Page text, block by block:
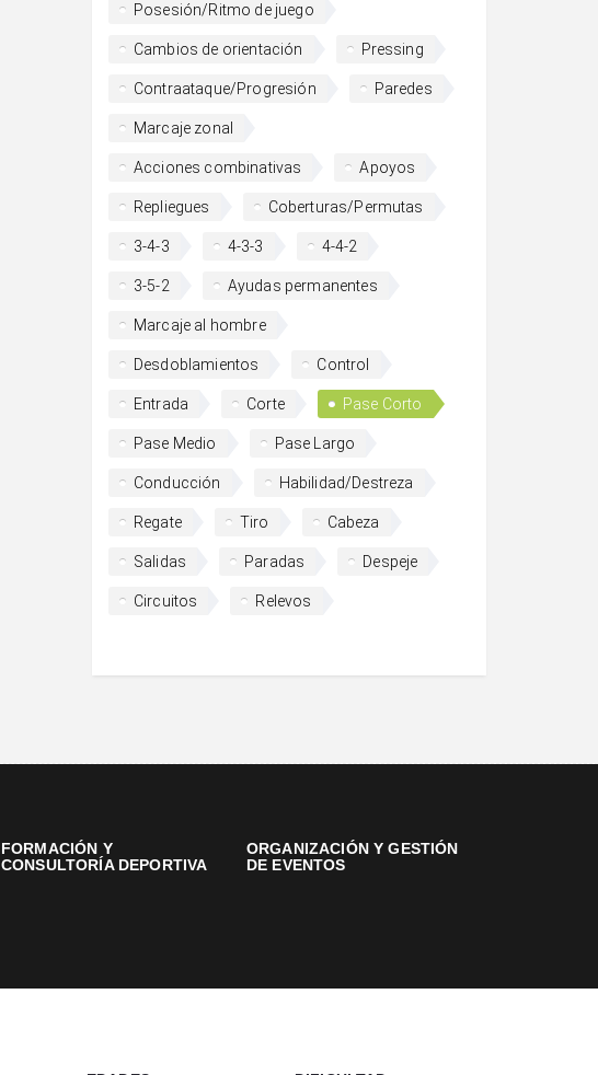
Posesión/Ritmo de juego
Cambios de orientación Pressing
Contraataque/Progresión Paredes
Marcaje zonal
Acciones combinativas Apoyos
Repliegues Coberturas/Permutas
3-4-3 4-3-3 4-4-2
3-5-2 Ayudas permanentes
Marcaje al hombre
Desdoblamientos Control
Entrada Corte Pase Corto
Pase Medio Pase Largo
Conducción Habilidad/Destreza
Regate Tiro Cabeza
Salidas Paradas Despeje
Circuitos Relevos
FORMACIÓN Y
CONSULTORÍA DEPORTIVA
ORGANIZACIÓN Y GESTIÓN
DE EVENTOS